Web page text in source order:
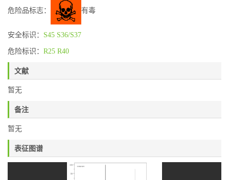
危险品标志： 有毒
安全标识： S45 S36/S37
危险标识： R25 R40
文献
暂无
备注
暂无
表征图谱